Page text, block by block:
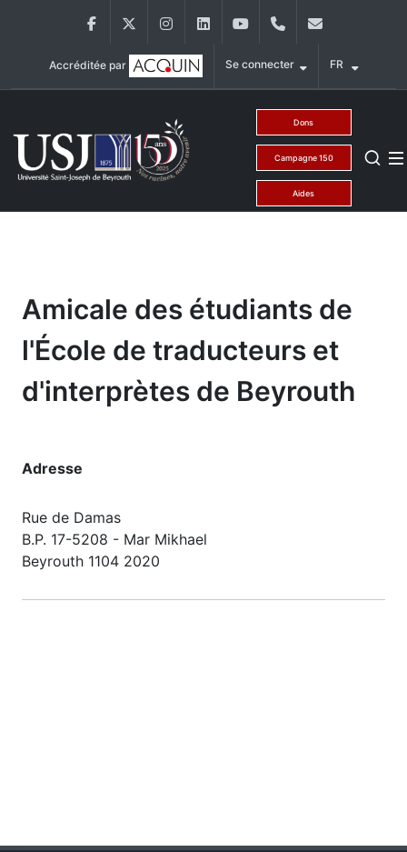
FacebookTwitter InstagramLinkedInYouTube+9611421000
Accréditée par Se connecter FR
Dons
Campagne 150
Aides
Amicale des étudiants de
l'École de traducteurs et
d'interprètes de Beyrouth
Adresse
Rue de Damas
B.P. 17-5208 - Mar Mikhael
Beyrouth 1104 2020